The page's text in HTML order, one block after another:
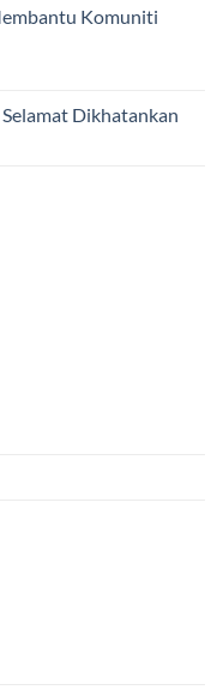
Komuniti
Dikhatankan